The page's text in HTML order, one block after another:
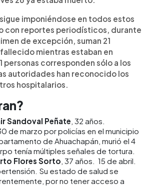
imponiéndose en todos estos
con reportes periodísticos, durante
de excepción, suman 21
mientras estaban en
personas corresponden sólo a los
autoridades han reconocido los
hospitalarios.
Sandoval Peñate , 32 años.
de marzo por policías en el municipio
de Ahuachapán, murió el 4
tenía múltiples señales de tortura.
Flores Sorto , 37 años. 15 de abril.
Su estado de salud se
por no tener acceso a